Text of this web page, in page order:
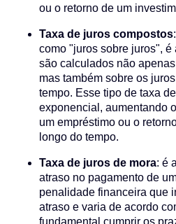
ou o retorno de um
Taxa de juros compostos
como "juros sobre juros",
são calculados não
mas também sobre os
tempo. Esse tipo de taxa
exponencial, aumentando
um empréstimo ou o
longo do tempo.
Taxa de juros de mora: é
atraso no pagamento de
penalidade financeira que
atraso e varia de acordo
fundamental cumprir os